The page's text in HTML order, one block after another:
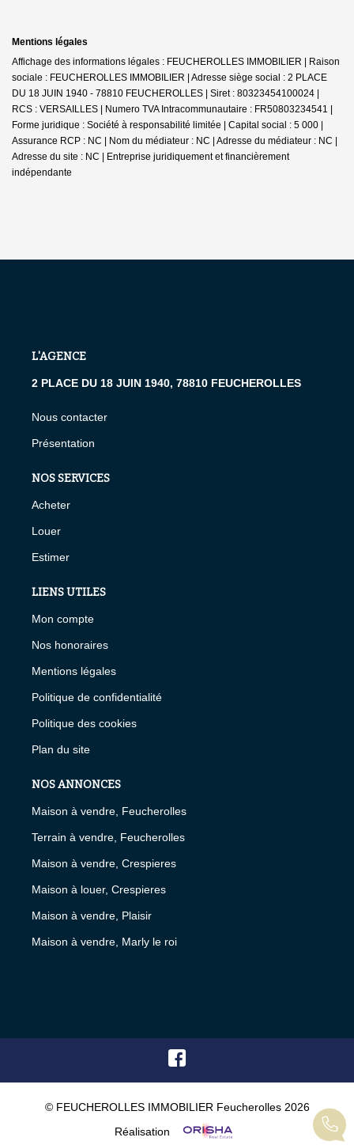
Mentions légales
Affichage des informations légales : FEUCHEROLLES IMMOBILIER | Raison
sociale : FEUCHEROLLES IMMOBILIER | Adresse siège social : 2 PLACE
DU 18 JUIN 1940 - 78810 FEUCHEROLLES | Siret : 80323454100024 |
RCS : VERSAILLES | Numero TVA Intracommunautaire : FR50803234541 |
Forme juridique : Société à responsabilité limitée | Capital social : 5 000 |
Assurance RCP : NC | Nom du médiateur : NC | Adresse du médiateur : NC |
Adresse du site : NC | Entreprise juridiquement et financièrement
indépendante
L'AGENCE
2 PLACE DU 18 JUIN 1940, 78810 FEUCHEROLLES
Nous contacter
Présentation
NOS SERVICES
Acheter
Louer
Estimer
LIENS UTILES
Mon compte
Nos honoraires
Mentions légales
Politique de confidentialité
Politique des cookies
Plan du site
NOS ANNONCES
Maison à vendre, Feucherolles
Terrain à vendre, Feucherolles
Maison à vendre, Crespieres
Maison à louer, Crespieres
Maison à vendre, Plaisir
Maison à vendre, Marly le roi
© FEUCHEROLLES IMMOBILIER Feucherolles 2026
Réalisation